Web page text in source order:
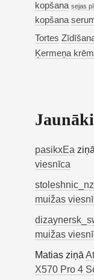
kopšana sejas
kopšana
Tortes
Ķermeņa
pasikxEa ziņā
viesnīca
muižas
muižas
Matias ziņā
X570 Pro 4